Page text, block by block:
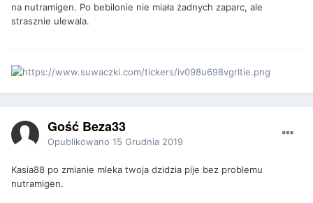
na nutramigen. Po bebilonie nie miała żadnych zaparc, ale
strasznie ulewala.
Gość Beza33
Opublikowano 15 Grudnia 2019
Kasia88 po zmianie mleka twoja dzidzia pije bez problemu
nutramigen.